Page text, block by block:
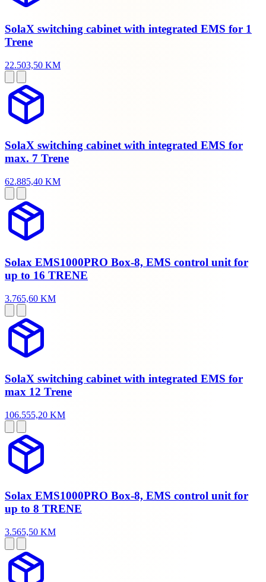
SolaX switching cabinet with integrated EMS for 1
Trene
22.503,50 KM
SolaX switching cabinet with integrated EMS for
max. 7 Trene
62.885,40 KM
Solax EMS1000PRO Box-8, EMS control unit for
up to 16 TRENE
3.765,60 KM
SolaX switching cabinet with integrated EMS for
max 12 Trene
106.555,20 KM
Solax EMS1000PRO Box-8, EMS control unit for
up to 8 TRENE
3.565,50 KM